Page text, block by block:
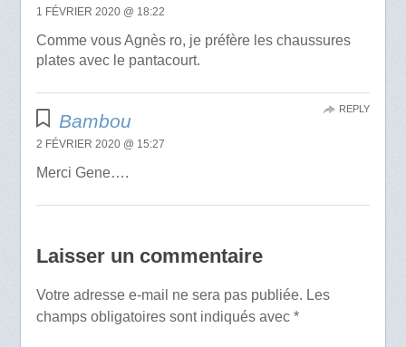
1 FÉVRIER 2020 @ 18:22
Comme vous Agnès ro, je préfère les chaussures
plates avec le pantacourt.
Bambou
2 FÉVRIER 2020 @ 15:27
Merci Gene….
REPLY
Laisser un commentaire
Votre adresse e-mail ne sera pas publiée. Les
champs obligatoires sont indiqués avec *